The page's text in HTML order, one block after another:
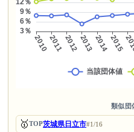
類似団
🥇TOP茨城県日立市#1/16